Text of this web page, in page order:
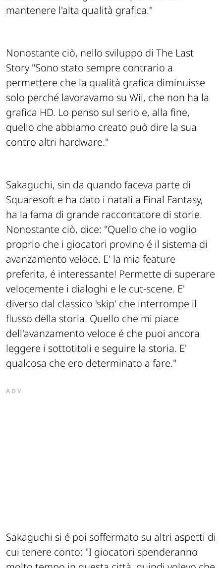
mantenere l'alta qualità grafica."
Nonostante ciò, nello sviluppo di The Last
Story"Sono stato sempre contrario a
permettere che la qualità grafica diminuisse
solo perché lavoravamo su Wii, che non ha la
grafica HD. Lo penso sul serio e, alla fine,
quello che abbiamo creato può dire la sua
contro altri hardware."
Sakaguchi, sin da quando faceva parte di
Squaresoft e ha dato i natali a Final Fantasy,
ha la fama di grande raccontatore di storie.
Nonostante ciò, dice: "Quello che io voglio
proprio che i giocatori provino é il sistema di
avanzamento veloce. E' la mia feature
preferita, é interessante! Permette di superare
velocemente i dialoghi e le cut-scene. E'
diverso dal classico 'skip' che interrompe il
flusso della storia. Quello che mi piace
dell'avanzamento veloce é che puoi ancora
leggere i sottotitoli e seguire la storia. E'
qualcosa che ero determinato a fare."
ADV
Sakaguchi si é poi soffermato su altri aspetti di
cui tenere conto: "I giocatori spenderanno